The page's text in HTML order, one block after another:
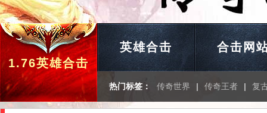
1.76英雄合击
英雄合击 合击网
热门标签： 传奇世界 | 传奇王者 | 复